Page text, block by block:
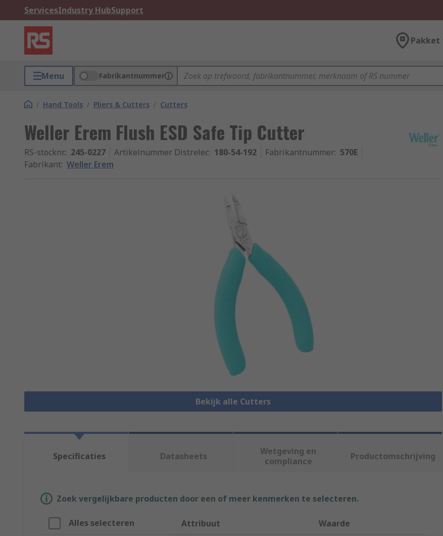
ServicesIndustry HubSupport
Pakket
Menu Fabrikantnummer
/ Hand Tools / Pliers & Cutters / Cutters
Weller Erem Flush ESD Safe Tip Cutter
RS-stocknr.: 245-0227 Artikelnummer Distrelec: 180-54-192 Fabrikantnummer: 570E
Fabrikant: Weller Erem
Bekijk alle Cutters
Specificaties Datasheets
Wetgeving en
compliance
Productomschrijving
Zoek vergelijkbare producten door een of meer kenmerken te selecteren.
Alles selecteren Attribuut Waarde